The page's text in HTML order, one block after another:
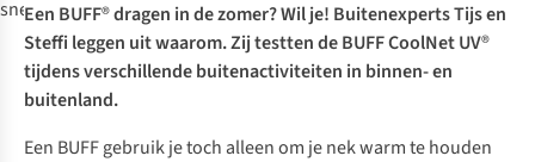
Een BUFF®dragen in de zomer? Wil je! Buitenexperts Tijs en
Steffi leggen uit waarom. Zij testten de BUFF CoolNet UV®
tijdens verschillende buitenactiviteiten in binnen- en
buitenland.
Een BUFFgebruik je toch alleen om je nek warm te houden